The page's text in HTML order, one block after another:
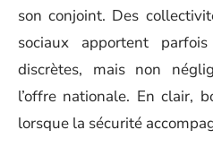
son conjoint. Des
sociaux apportent
discrètes, mais non
l’offre nationale. En clair,
lorsque la sécurité